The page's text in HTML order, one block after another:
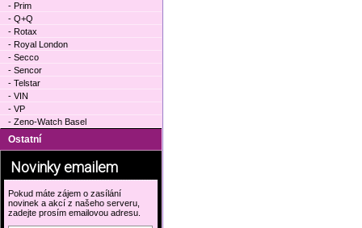
- Prim
- Q+Q
- Rotax
- Royal London
- Secco
- Sencor
- Telstar
- VIN
- VP
- Zeno-Watch Basel
Ostatní
Novinky emailem
Pokud máte zájem o zasílání
novinek a akcí z našeho serveru,
zadejte prosím emailovou adresu.